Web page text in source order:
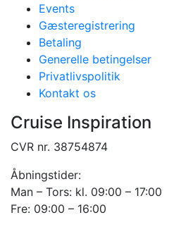
Events
Gæsteregistrering
Betaling
Generelle betingelser
Privatlivspolitik
Kontakt os
Cruise Inspiration
CVR nr. 38754874
Åbningstider:
Man – Tors: kl. 09:00 – 17:00
Fre: 09:00 – 16:00